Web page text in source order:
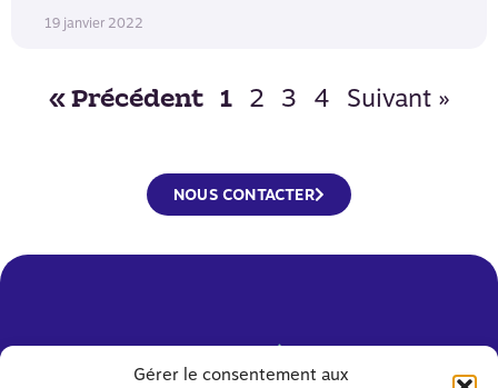
Gérer le consentement aux
19 janvier 2022
« Précédent 1 2 3 4 Suivant »
NOUS CONTACTER